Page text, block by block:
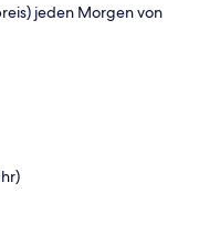
jeden Morgen von